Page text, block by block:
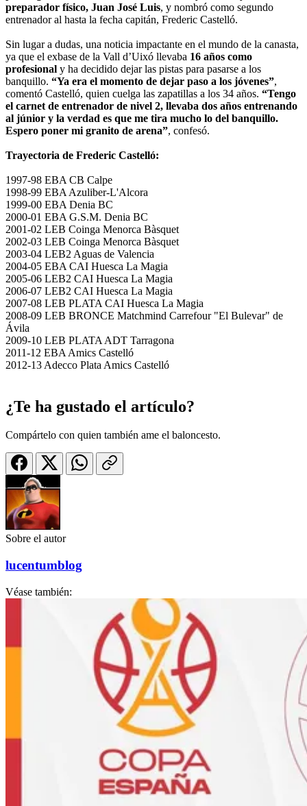
preparador físico, Juan José Luis, y nombró como segundo
entrenador al hasta la fecha capitán, Frederic Castelló.
Sin lugar a dudas, una noticia impactante en el mundo de la canasta,
ya que el exbase de la Vall d’Uixó llevaba 16 años como
profesional y ha decidido dejar las pistas para pasarse a los
banquillo. “Ya era el momento de dejar paso a los jóvenes”,
comentó Castelló, quien cuelga las zapatillas a los 34 años. “Tengo
el carnet de entrenador de nivel 2, llevaba dos años entrenando
al júnior y la verdad es que me tira mucho lo del banquillo.
Espero poner mi granito de arena”, confesó.
Trayectoria de Frederic Castelló:
1997-98 EBA CB Calpe
1998-99 EBA Azuliber-L'Alcora
1999-00 EBA Denia BC
2000-01 EBA G.S.M. Denia BC
2001-02 LEB Coinga Menorca Bàsquet
2002-03 LEB Coinga Menorca Bàsquet
2003-04 LEB2 Aguas de Valencia
2004-05 EBA CAI Huesca La Magia
2005-06 LEB2 CAI Huesca La Magia
2006-07 LEB2 CAI Huesca La Magia
2007-08 LEB PLATA CAI Huesca La Magia
2008-09 LEB BRONCE Matchmind Carrefour "El Bulevar" de
Ávila
2009-10 LEB PLATA ADT Tarragona
2011-12 EBA Amics Castelló
2012-13 Adecco Plata Amics Castelló
¿Te ha gustado el artículo?
Compártelo con quien también ame el baloncesto.
Sobre el autor
lucentumblog
Véase también: